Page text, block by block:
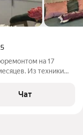
на 17
Из техники
Чат